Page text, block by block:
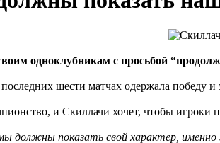
одноклубникам с просьбой
шести матчах одержала победу
и Скиллачи хочет, чтобы
мы должны показать свой характер,